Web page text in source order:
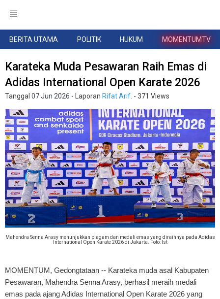
BERITA UTAMA POLITIK HUKUM MOMENTUMTV
Karateka Muda Pesawaran Raih Emas di
Adidas International Open Karate 2026
Tanggal 07 Jun 2026 - Laporan Rifat Arif. - 371 Views
Mahendra Senna Arasy menunjukkan piagam dan medali emas yang diraihnya pada Adidas
International Open Karate 2026 di Jakarta. Foto: Ist
MOMENTUM, Gedongtataan -- Karateka muda asal Kabupaten
Pesawaran, Mahendra Senna Arasy, berhasil meraih medali
emas pada ajang Adidas International Open Karate 2026 yang